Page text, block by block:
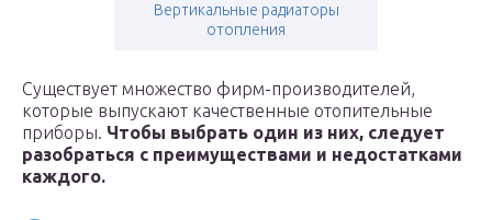
Вертикальные радиаторы
отопления
Существует множество фирм-производителей,
которые выпускают качественные отопительные
приборы. Чтобы выбрать один из них, следует
разобраться с преимуществами и недостатками
каждого.